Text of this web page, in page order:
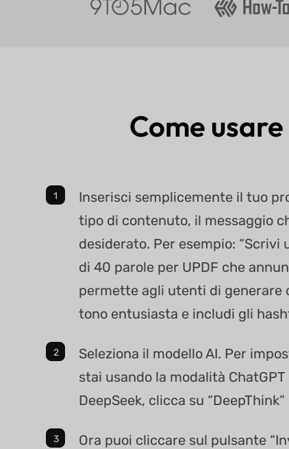
Come usare
Inserisci semplicemente il tuo
tipo di contenuto, il messaggio
desiderato. Per esempio: “Scrivi
di 40 parole per UPDF che
permette agli utenti di generare
tono entusiasta e includi gli
Seleziona il modello AI. Per
stai usando la modalità
DeepSeek, clicca su
Ora puoi cliccare sul pulsante